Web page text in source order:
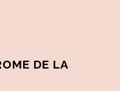
DE LA